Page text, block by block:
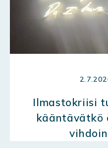
Ilmastokriisi
kääntävätkö